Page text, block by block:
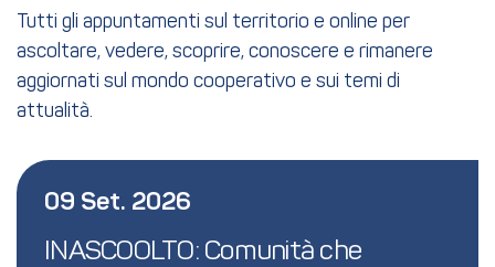
Tutti gli appuntamenti sul territorio e online per
ascoltare, vedere, scoprire, conoscere e rimanere
aggiornati sul mondo cooperativo e sui temi di
attualità.
09 Set. 2026
INASCOOLTO: Comunità che